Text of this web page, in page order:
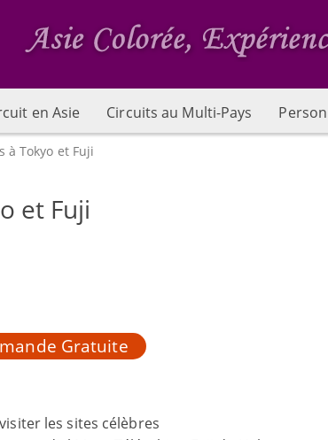
en Asie Circuits au Multi-Pays
à Tokyo et Fuji
et Fuji
Gratuite
les sites célèbres